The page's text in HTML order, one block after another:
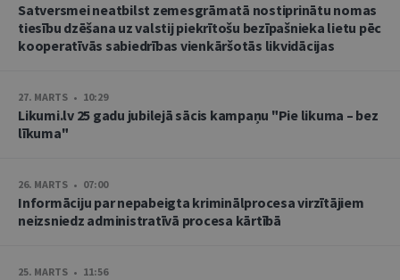
Satversmei neatbilst zemesgrāmatā nostiprinātu nomas
tiesību dzēšana uz valstij piekrītošu bezīpašnieka lietu pēc
kooperatīvās sabiedrības vienkāršotās likvidācijas
27. MARTS • 10:29
Likumi.lv 25 gadu jubilejā sācis kampaņu "Pie likuma – bez
līkuma"
26. MARTS • 07:00
Informāciju par nepabeigta kriminālprocesa virzītājiem
neizsniedz administratīvā procesa kārtībā
25. MARTS • 11:56